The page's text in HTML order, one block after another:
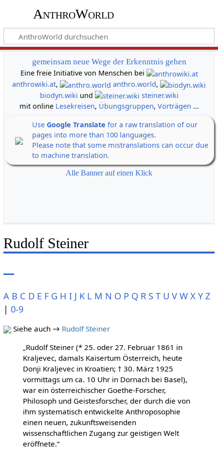
AnthroWorld
gemeinsam neue Wege der Erkenntnis gehen
Eine freie Initiative von Menschen bei
anthrowiki.at, anthro.world,
biodyn.wiki und
steiner.wiki
mit online Lesekreisen, Übungsgruppen, Vorträgen ...
Use Google Translate for a raw translation of our
pages into more than 100 languages.
Please note that some mistranslations can occur due
to machine translation.
Alle Banner auf einen Klick
Rudolf Steiner
A B C D E F G H I J K L M N O P Q R S T U V W X Y Z
| 0-9
Siehe auch → Rudolf Steiner
„Rudolf Steiner (* 25. oder 27. Februar 1861 in
Kraljevec, damals Kaisertum Österreich, heute
Donji Kraljevec in Kroatien; † 30. März 1925
vormittags um ca. 10 Uhr in Dornach bei Basel),
war ein österreichischer Goethe-Forscher,
Philosoph und Geistesforscher, der durch die von
ihm systematisch entwickelte Anthroposophie
einen neuen, zukunftsweisenden
wissenschaftlichen Zugang zur geistigen Welt
eröffnete.“